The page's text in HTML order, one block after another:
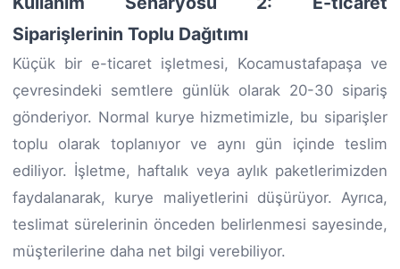
Siparişlerinin Toplu Dağıtımı
Küçük bir e-ticaret işletmesi, Kocamustafapaşa ve
çevresindeki semtlere günlük olarak 20-30 sipariş
gönderiyor. Normal kurye hizmetimizle, bu siparişler
toplu olarak toplanıyor ve aynı gün içinde teslim
ediliyor. İşletme, haftalık veya aylık paketlerimizden
faydalanarak, kurye maliyetlerini düşürüyor. Ayrıca,
teslimat sürelerinin önceden belirlenmesi sayesinde,
müşterilerine daha net bilgi verebiliyor.